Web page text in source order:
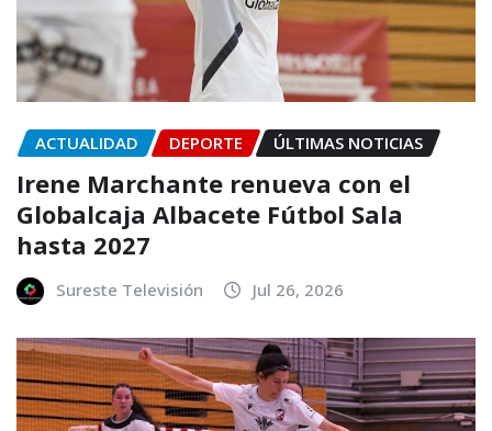
ACTUALIDAD DEPORTE ÚLTIMAS NOTICIAS
Irene Marchante renueva con el
Globalcaja Albacete Fútbol Sala
hasta 2027
Sureste Televisión Jul 26, 2026